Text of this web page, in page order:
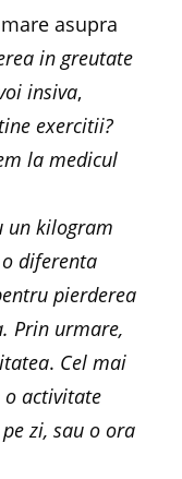
asupra
in greutate
insiva,
exercitii?
la medicul
un kilogram
diferenta
pierderea
Prin urmare,
. Cel mai
activitate
zi, sau o ora